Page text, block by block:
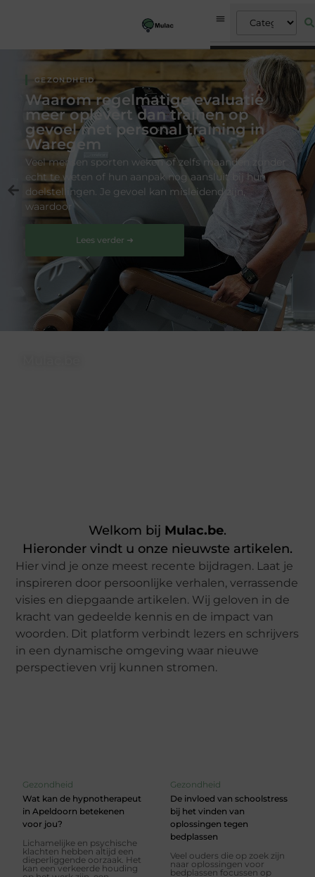
GEZONDHEID
Waarom regelmatige evaluatie
meer oplevert dan trainen op
gevoel met personal training in
Waregem
Veel mensen sporten weken of zelfs maanden zonder
echt te weten of hun aanpak nog aansluit bij hun
doelstellingen. Je gevoel kan misleidend zijn,
waardoor
Lees verder ➜
Welkom bij Mulac.be.
Hieronder vindt u onze nieuwste artikelen.
Hier vind je onze meest recente bijdragen. Laat je
inspireren door persoonlijke verhalen, verrassende
visies en diepgaande artikelen. Wij geloven in de
kracht van gedeelde kennis en de impact van
woorden. Dit platform verbindt lezers en schrijvers
in een dynamische omgeving waar nieuwe
perspectieven vrij kunnen stromen.
Gezondheid
Wat kan de hypnotherapeut
in Apeldoorn betekenen
voor jou?
Lichamelijke en psychische
klachten hebben altijd een
dieperliggende oorzaak. Het
kan een verkeerde houding
Gezondheid
De invloed van schoolstress
bij het vinden van
oplossingen tegen
bedplassen
Veel ouders die op zoek zijn
naar oplossingen voor
bedplassen focussen op